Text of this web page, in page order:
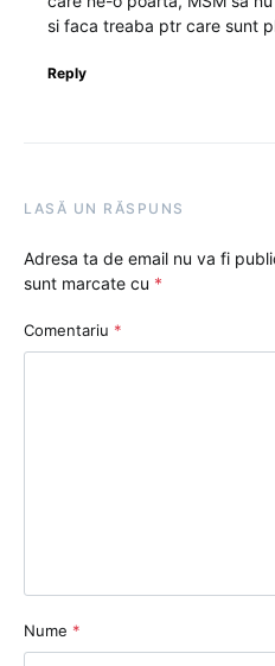
si faca treaba ptr care sunt
Reply
LASĂ UN RĂSPUNS
Adresa ta de email nu va fi
sunt marcate cu *
Comentariu *
Nume *